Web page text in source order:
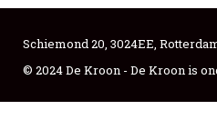
Schiemond 20, 3024EE,
© 2024 De Kroon - De Kroon is